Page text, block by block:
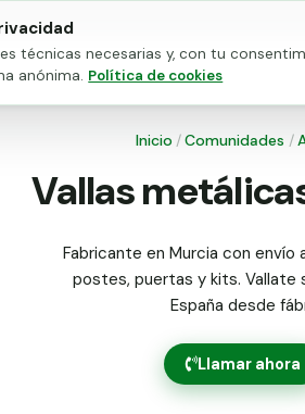
técnicas necesarias y, con tu
anónima. Política de cookies
metálicas
Puertas para vallado
Inicio /Comunidades /
Vallas
Fabricante en Murcia con envío
postes, puertas y kits. Vallate
España desde
Llamar ahora